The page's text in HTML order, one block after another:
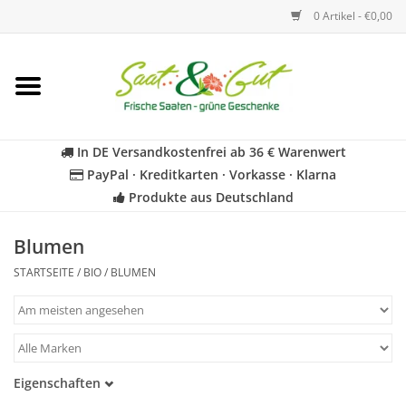
0 Artikel - €0,00
Startseite
Kräuter
Für Kinder
Geschenkideen
In DE Versandkostenfrei ab 36 € Warenwert
PayPal · Kreditkarten · Vorkasse · Klarna
Produkte aus Deutschland
Blumen
STARTSEITE / BIO/ BLUMEN
Eigenschaften